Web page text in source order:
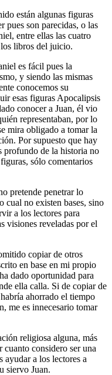
están algunas figuras
pues son parecidas, o las
entre ellas las cuatro
libros del juicio.
es fácil pues la
y siendo las mismas
conocemos su
esas figuras Apocalipsis
conocer a Juan, él vio
representaban, por lo
mira obligado a tomar la
Por supuesto que hay
profundo de la historia no
sólo comentarios
pretende penetrar lo
cual no existen bases, sino
a los lectores para
visiones reveladas por el
copiar de otros
en base en mi propio
dado oportunidad para
ella calla. Si de copiar de
ahorrado el tiempo
me es innecesario tomar
religiosa alguna, más
considero ser una
a los lectores a
siervo Juan.